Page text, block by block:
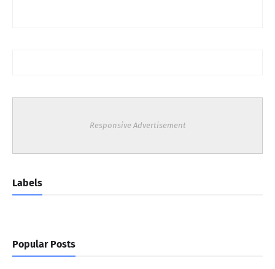
Responsive Advertisement
Labels
Popular Posts